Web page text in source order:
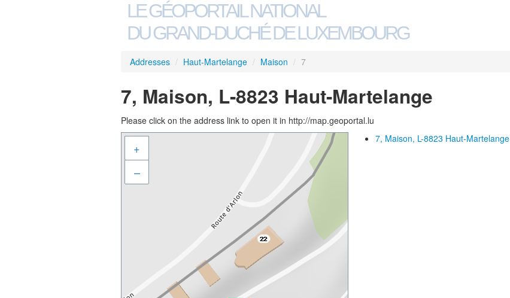
LE GÉOPORTAIL NATIONAL
DU GRAND-DUCHÉ DE LUXEMBOURG
Addresses / Haut-Martelange / Maison / 7
7, Maison, L-8823 Haut-Martelange
Please click on the address link to open it in http://map.geoportal.lu
+
–
7, Maison, L-8823 Haut-Martelange